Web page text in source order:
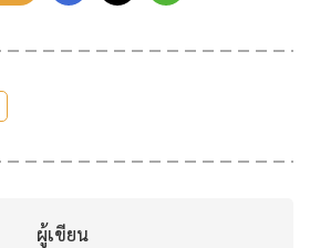
ผู้เขียน